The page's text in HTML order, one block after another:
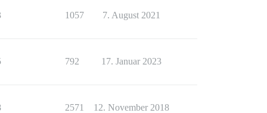
1057 7. August 2021
792 17. Januar 2023
2571 12. November 2018